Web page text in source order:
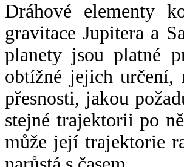
Dráhové elementy
gravitace Jupitera a
planety jsou platné
obtížné jejich určení,
přesnosti, jakou
stejné trajektorii po
může její trajektorie